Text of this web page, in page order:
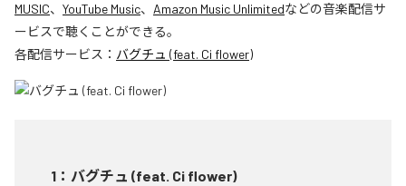
MUSIC、 YouTube Music、 Amazon Music Unlimitedなどの音楽配信サ
ービスで聴くことができる。
各配信サービス： バグチュ (feat. Ci flower)
1 ： バグチュ (feat. Ci flower)